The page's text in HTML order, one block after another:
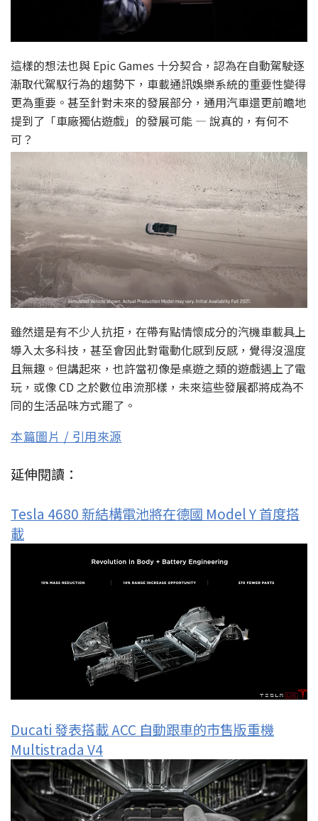
這樣的想法也與 Epic Games 十分契合，認為在自動駕駛逐
漸取代駕馭行為的趨勢下，車載通訊娛樂系統的重要性變得
更為重要。甚至針對未來的發展部分，通用汽車還更前瞻地
提到了「車廠獨佔遊戲」的發展可能 — 說真的，有何不
可？
雖然還是有不少人抗拒，在帶有點情懷成分的汽機車載具上
導入太多科技，甚至會因此對電動化感到反感，覺得沒溫度
且無趣。但講起來，也許當初像是桌遊之類的遊戲遇上了電
玩，或像 CD 之於數位串流那樣，未來這些發展都將成為不
同的生活品味方式罷了。
本篇圖片 / 引用來源
延伸閱讀：
Tesla 4680 新結構電池將在德國 Model Y 首度搭
載
Ducati 發表搭載 ACC 自動跟車的市售版重機
Multistrada V4